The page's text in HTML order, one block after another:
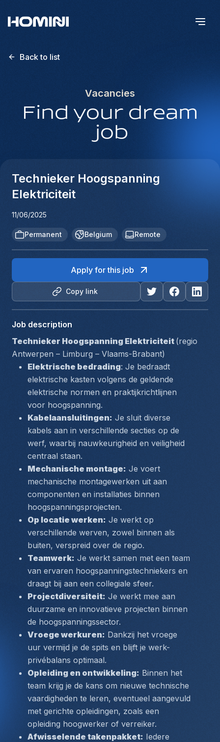
Back to list
Vacancies
Find your dream
job
Technieker Hoogspanning
Elektriciteit
11/06/2025
Permanent Belgium Remote
Copy link
Apply for this job
Job description
Technieker Hoogspanning Elektriciteit (regio
Antwerpen – Limburg – Vlaams-Brabant)
Elektrische bedrading: Je bedraadt
elektrische kasten volgens de geldende
elektrische normen en praktijkrichtlijnen
voor hoogspanning.
Kabelaansluitingen: Je sluit diverse
kabels aan in verschillende secties op de
werf, waarbij nauwkeurigheid en veiligheid
centraal staan.
Mechanische montage: Je voert
mechanische montagewerken uit aan
componenten en installaties binnen
hoogspanningsprojecten.
Op locatie werken: Je werkt op
verschillende werven, zowel binnen als
buiten, verspreid over de regio.
Teamwerk: Je werkt samen met een team
van ervaren hoogspanningstechniekers en
draagt bij aan een collegiale sfeer.
Projectdiversiteit: Je werkt mee aan
duurzame en innovatieve projecten binnen
de hoogspanningssector.
Vroege werkuren: Dankzij het vroege
uur vermijd je de spits en blijft je werk-
privébalans optimaal.
Opleiding en ontwikkeling: Binnen het
team krijg je de kans om nieuwe technische
vaardigheden te leren, eventueel aangevuld
met gerichte opleidingen, zoals een
opleiding hoogwerker of verreiker.
Afwisselende takenpakket: Iedere